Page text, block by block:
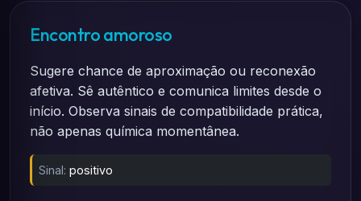
Encontro amoroso
Sugere chance de aproximação ou reconexão
afetiva. Sê autêntico e comunica limites desde o
início. Observa sinais de compatibilidade prática,
não apenas química momentânea.
Sinal: positivo